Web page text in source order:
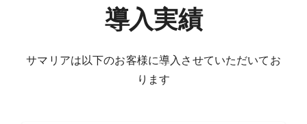
導入実績
サマリアは以下のお客様に導入させていただいてお
ります